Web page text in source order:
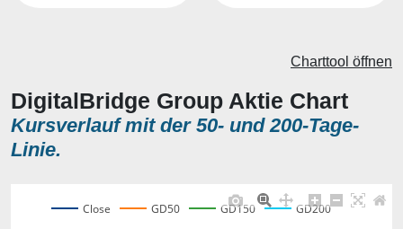
DigitalBridge Group Aktie Chart
Kursverlauf mit der 50- und 200-Tage-
Linie.
Charttool öffnen
Close GD50 GD150 GD200